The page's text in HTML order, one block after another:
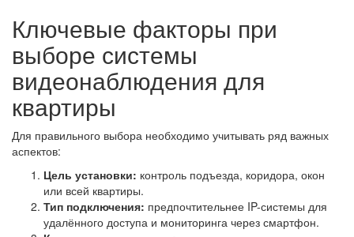
Ключевые факторы при
выборе системы
видеонаблюдения для
квартиры
Для правильного выбора необходимо учитывать ряд важных
аспектов:
Цель установки: контроль подъезда, коридора, окон
или всей квартиры.
Тип подключения: предпочтительнее IP-системы для
удалённого доступа и мониторинга через смартфон.